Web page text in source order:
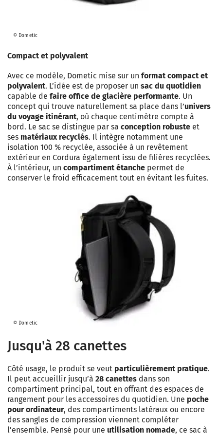
© Dometic
Compact et polyvalent
Avec ce modèle, Dometic mise sur un format compact et
polyvalent. L’idée est de proposer un sac du quotidien
capable de faire office de glacière performante. Un
concept qui trouve naturellement sa place dans l’univers
du voyage itinérant, où chaque centimètre compte à
bord. Le sac se distingue par sa conception robuste et
ses matériaux recyclés. Il intègre notamment une
isolation 100 % recyclée, associée à un revêtement
extérieur en Cordura également issu de filières recyclées.
À l’intérieur, un compartiment étanche permet de
conserver le froid efficacement tout en évitant les fuites.
© Dometic
Jusqu'à 28 canettes
Côté usage, le produit se veut particulièrement pratique.
Il peut accueillir jusqu’à 28 canettes dans son
compartiment principal, tout en offrant des espaces de
rangement pour les accessoires du quotidien. Une poche
pour ordinateur, des compartiments latéraux ou encore
des sangles de compression viennent compléter
l’ensemble. Pensé pour une utilisation nomade, ce sac à